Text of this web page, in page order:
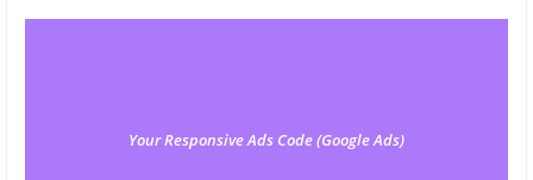
Your Responsive Ads Code (Google Ads)